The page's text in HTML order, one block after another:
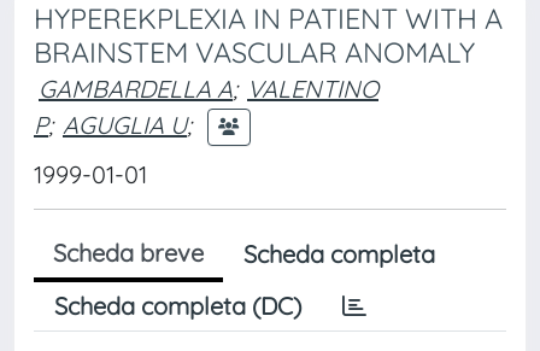
HYPEREKPLEXIA IN PATIENT WITH A
BRAINSTEM VASCULAR ANOMALY
GAMBARDELLA A; VALENTINO
P; AGUGLIA U;
1999-01-01
Scheda breve
Scheda completa
Scheda completa (DC)